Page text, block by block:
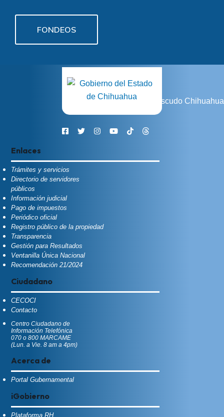
FONDEOS
Enlaces
Trámites y servicios
Directorio de servidores
públicos
Información judicial
Pago de impuestos
Periódico oficial
Registro público de la propiedad
Transparencia
Gestión para Resultados
Ventanilla Única Nacional
Recomendación 21/2024
Ciudadano
CECOCI
Contacto
Centro Ciudadano de
Información Telefónica
070 o 800 MARCAME
(Lun. a Vie. 8 am a 4pm)
Acerca de
Portal Gubernamental
iGobierno
Plataforma RH